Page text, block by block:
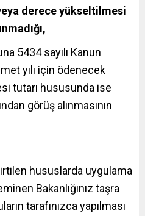
derece yükseltilmesi
5434 sayılı Kanun
yılı için ödenecek
tutarı hususunda ise
görüş alınmasının
hususlarda uygulama
Bakanlığınız taşra
tarafınızca yapılması